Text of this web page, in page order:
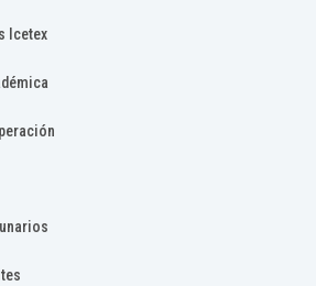
Icetex